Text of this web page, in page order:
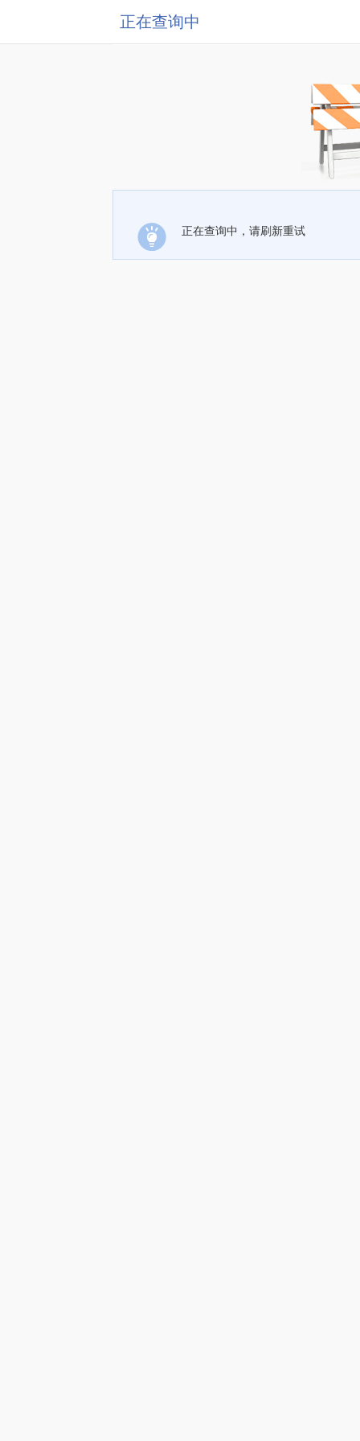
正在查询中
正在查询中，请刷新重试